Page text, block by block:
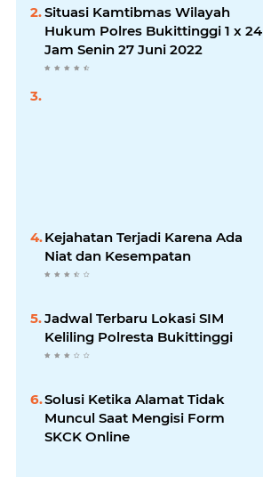
Situasi Kamtibmas Wilayah
Hukum Polres Bukittinggi 1 x 24
Jam Senin 27 Juni 2022
Kejahatan Terjadi Karena Ada
Niat dan Kesempatan
Jadwal Terbaru Lokasi SIM
Keliling Polresta Bukittinggi
Solusi Ketika Alamat Tidak
Muncul Saat Mengisi Form
SKCK Online